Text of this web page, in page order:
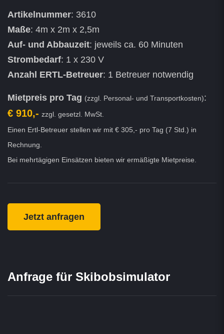
Artikelnummer: 3610
Maße: 4m x 2m x 2,5m
Auf- und Abbauzeit: jeweils ca. 60 Minuten
Strombedarf: 1 x 230 V
Anzahl ERTL-Betreuer: 1 Betreuer notwendig
Mietpreis pro Tag (zzgl. Personal- und Transportkosten):
€ 910,- zzgl. gesetzl. MwSt.
Einen Ertl-Betreuer stellen wir mit € 305,- pro Tag (7 Std.) in
Rechnung.
Bei mehrtägigen Einsätzen bieten wir ermäßigte Mietpreise.
Jetzt anfragen
Anfrage für Skibobsimulator